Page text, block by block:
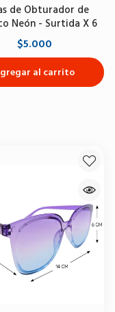
de Obturador de
Neón - Surtida X 6
$5.000
al carrito